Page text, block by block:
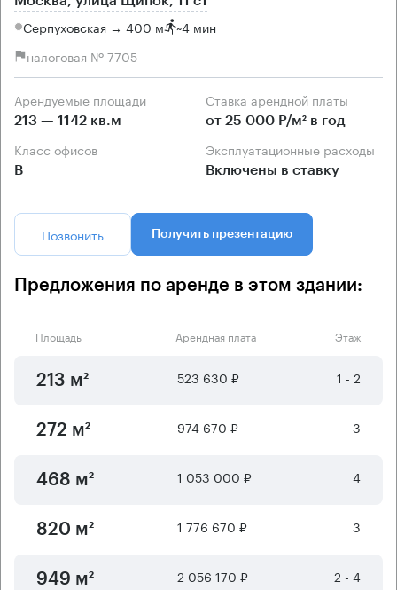
Серпуховская → 400 м ~4 мин
налоговая № 7705
Арендуемые площади
213 — 1142 кв.м
Ставка арендной платы
от 25 000 Р/м² в год
Класс офисов
B
Эксплуатационные расходы
Включены в ставку
Позвонить Получить презентацию
Предложения по аренде в этом здании:
Площадь Арендная плата Этаж
213 м² 523 630 ₽ 1 - 2
272 м² 974 670 ₽ 3
468 м² 1 053 000 ₽ 4
820 м² 1 776 670 ₽ 3
949 м² 2 056 170 ₽ 2 - 4